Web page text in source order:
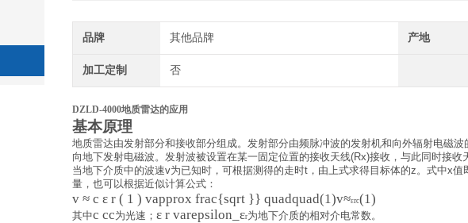
品牌 其他品牌 产地
加工定制 否
DZLD-4000地质雷达的应用
基本原理
地质雷达由发射部分和接收部分组成。发射部分由频脉冲波的发射机和向外辐射电磁
向地下发射电磁波。发射波被设置在某一固定位置的接收天线(Rx)接收，与此同时接收
当地下介质中的波速v为已知时，可根据测得的走时t，由上式求得目标体的z。式中x
量，也可以根据近似计算公式：
v ≈ c ε r ( 1 ) vapprox frac{sqrt }} quadquad(1)v≈εrc(1)
其中c cc为光速； ε r varepsilon_ εr为地下介质的相对介电常数。